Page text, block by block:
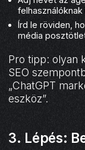
felhasználóknak
Írd le röviden,
média
Pro tipp: olyan
SEO
„ChatGPT
eszköz”.
3. Lépés: